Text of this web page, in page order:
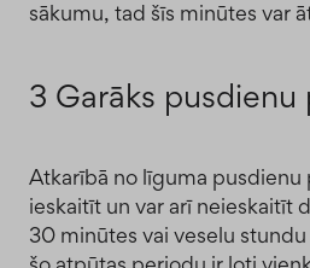
sākumu, tad šīs minūtes var
3 Garāks pusdienu
Atkarībā no līguma pusdienu
ieskaitīt un var arī neieskaitīt
30 minūtes vai veselu